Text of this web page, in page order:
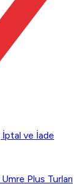
İptal ve İade
Umre Plus Turları